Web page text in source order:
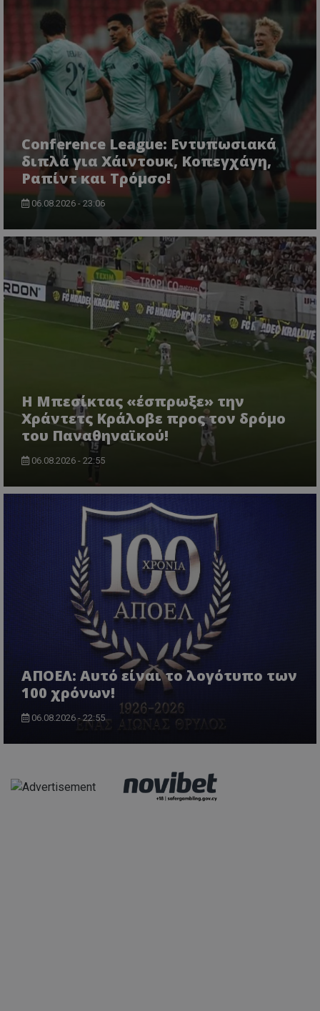
Conference League: Εντυπωσιακά
διπλά για Χάιντουκ, Κοπεγχάγη,
Ραπίντ και Τρόμσο!
06.08.2026 - 23:06
Η Μπεσίκτας «έσπρωξε» την
Χράντετς Κράλοβε προς τον δρόμο
του Παναθηναϊκού!
06.08.2026 - 22:55
ΑΠΟΕΛ: Αυτό είναι το λογότυπο των
100 χρόνων!
06.08.2026 - 22:55